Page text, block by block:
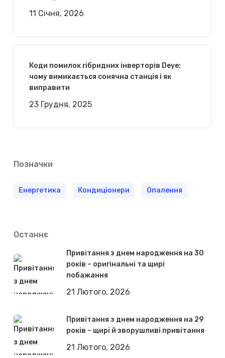
11 Січня, 2026
Коди помилок гібридних інверторів Deye:
чому вимикається сонячна станція і як
виправити
23 Грудня, 2025
Позначки
Енергетика Кондиціонери Опалення
Останнє
Привітання з днем народження на 30
років – оригінальні та щирі
побажання
21 Лютого, 2026
Привітання з днем народження на 29
років – щирі й зворушливі привітання
21 Лютого, 2026